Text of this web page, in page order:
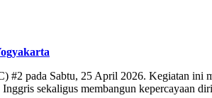
pada Sabtu, 25 April 2026. Kegiatan ini
sekaligus membangun kepercayaan